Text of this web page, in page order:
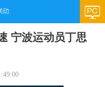
宁波运动员丁思